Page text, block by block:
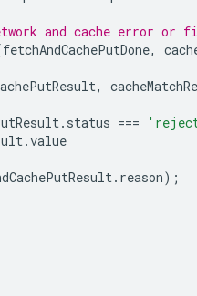
and cache error or
fetchAndCachePutDone,
,
. status ===
.value
. reason);